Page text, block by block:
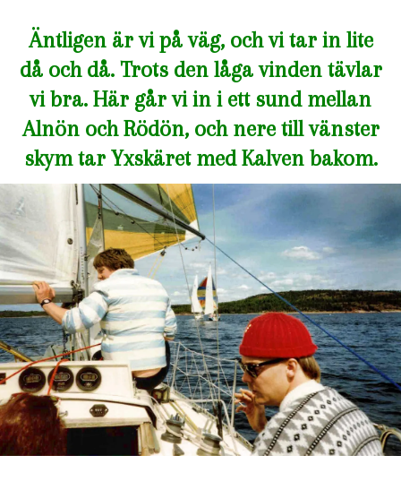
Äntligen är vi på väg, och vi tar in lite
då och då. Trots den låga vinden tävlar
vi bra. Här går vi in i ett sund mellan
Alnön och Rödön, och nere till vänster
skym tar Yxskäret med Kalven bakom.